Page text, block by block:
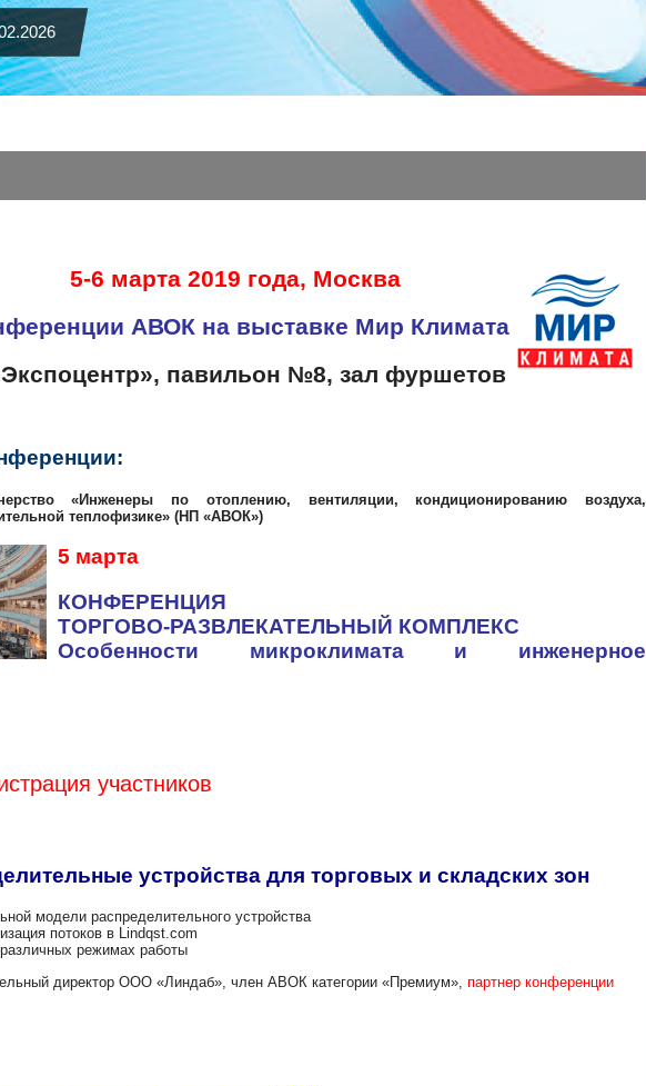
5-6 марта 2019 года, Москва
АВОК на выставке Мир Климата
павильон №8, зал фуршетов
«Инженеры по отоплению, вентиляции, кондиционированию воздуха,
теплофизике» (НП «АВОК»)
5 марта
КОНФЕРЕНЦИЯ
ТОРГОВО-РАЗВЛЕКАТЕЛЬНЫЙ КОМПЛЕКС
Особенности микроклимата и инженерное
участников
устройства для торговых и складских зон
распределительного устройства
потоков в Lindqst.com
режимах работы
директор ООО «Линдаб», член АВОК категории «Премиум» партнер конференции